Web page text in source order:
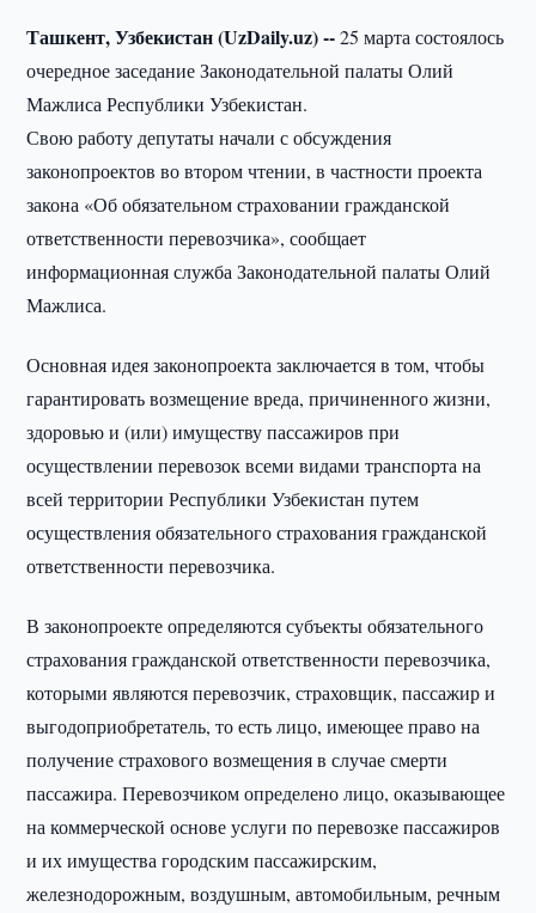
Ташкент, Узбекистан (UzDaily.uz) --25 марта состоялось
очередное заседание Законодательной палаты Олий
Мажлиса Республики Узбекистан.
Свою работу депутаты начали с обсуждения
законопроектов во втором чтении, в частности проекта
закона «Об обязательном страховании гражданской
ответственности перевозчика», сообщает
информационная служба Законодательной палаты Олий
Мажлиса.
Основная идея законопроекта заключается в том, чтобы
гарантировать возмещение вреда, причиненного жизни,
здоровью и (или) имуществу пассажиров при
осуществлении перевозок всеми видами транспорта на
всей территории Республики Узбекистан путем
осуществления обязательного страхования гражданской
ответственности перевозчика.
В законопроекте определяются субъекты обязательного
страхования гражданской ответственности перевозчика,
которыми являются перевозчик, страховщик, пассажир и
выгодоприобретатель, то есть лицо, имеющее право на
получение страхового возмещения в случае смерти
пассажира. Перевозчиком определено лицо, оказывающее
на коммерческой основе услуги по перевозке пассажиров
и их имущества городским пассажирским,
железнодорожным, воздушным, автомобильным, речным